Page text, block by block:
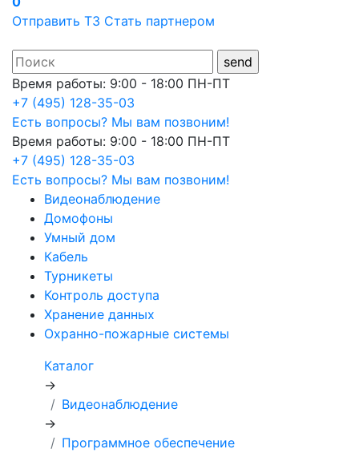
Отправить ТЗ Стать партнером
Время работы: 9:00 - 18:00 ПН-ПТ
+7 (495) 128-35-03
Есть вопросы? Мы вам позвоним!
Время работы: 9:00 - 18:00 ПН-ПТ
+7 (495) 128-35-03
Есть вопросы? Мы вам позвоним!
Видеонаблюдение
Домофоны
Умный дом
Кабель
Турникеты
Контроль доступа
Хранение данных
Охранно-пожарные системы
Каталог
→
Видеонаблюдение
→
Программное обеспечение